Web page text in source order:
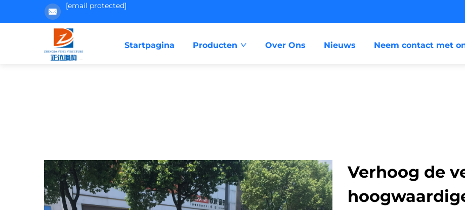
[email protected]
Startpagina Producten Over Ons Nieuws Neem contact met
Verhoog de